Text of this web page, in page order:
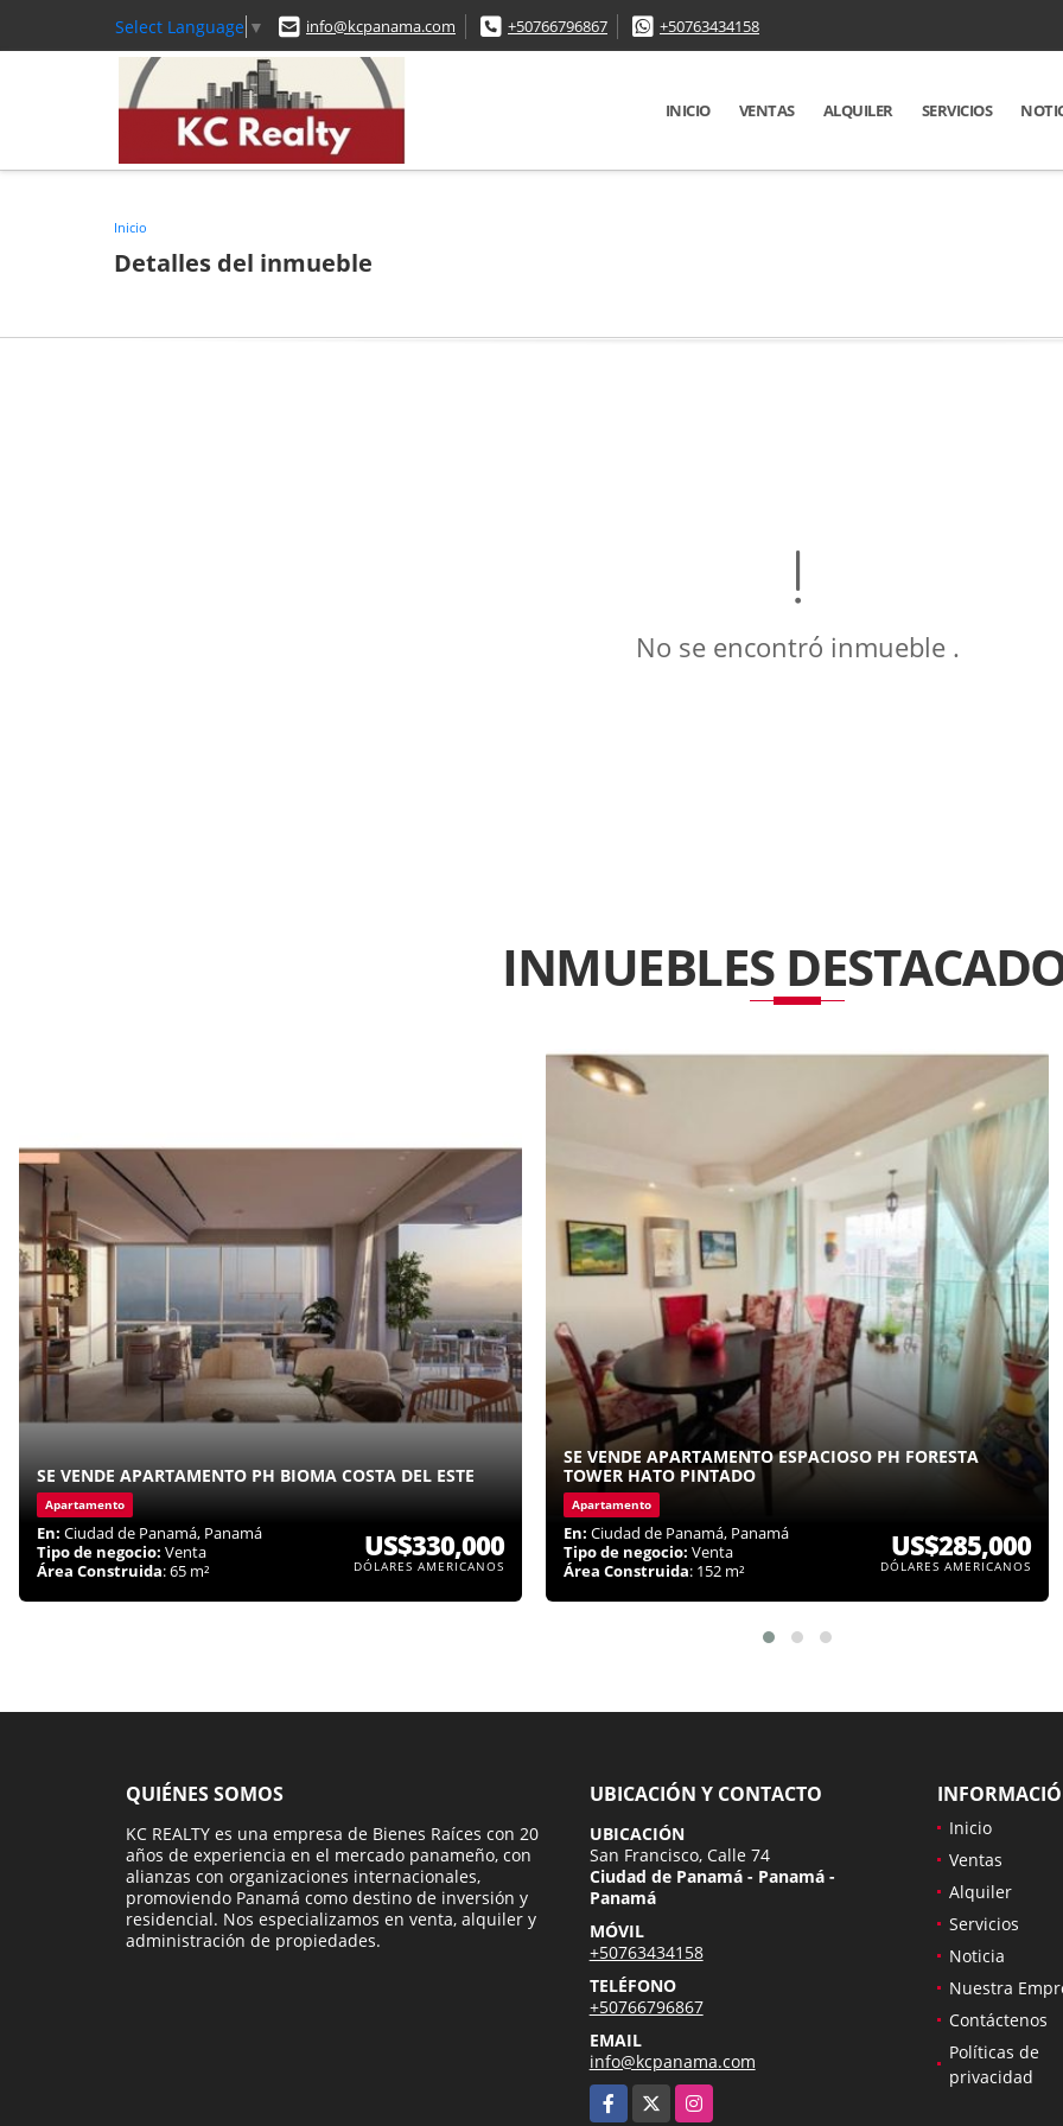
Select Language ▼ info@kcpanama.com +50766796867 +50763434158
INICIO VENTAS ALQUILER SERVICIOS
Inicio
Detalles del inmueble
No se encontró inmueble .
INMUEBLES
SE VENDE APARTAMENTO PH BIOMA COSTA DEL ESTE
Apartamento
En: Ciudad de Panamá, Panamá
Tipo de negocio: Venta
Área Construida: 65 m²
US$330,000
DÓLARES AMERICANOS
SE VENDE APARTAMENTO ESPACIOSO PH FORESTA
TOWER HATO PINTADO
Apartamento
En: Ciudad de Panamá, Panamá
Tipo de negocio: Venta
Área Construida: 152 m²
US$285,000
DÓLARES AMERICANOS
QUIÉNES SOMOS
KC REALTY es una empresa de Bienes Raíces con 20
años de experiencia en el mercado panameño, con
alianzas con organizaciones internacionales,
promoviendo Panamá como destino de inversión y
residencial. Nos especializamos en venta, alquiler y
administración de propiedades.
UBICACIÓN Y CONTACTO
UBICACIÓN
San Francisco, Calle 74
Ciudad de Panamá - Panamá -
Panamá
MÓVIL
+50763434158
TELÉFONO
+50766796867
EMAIL
info@kcpanama.com
Facebook
Instagram
Inicio
Ventas
Alquiler
Servicios
Noticia
Nuestra
Contáctenos
Políticas de
privacidad